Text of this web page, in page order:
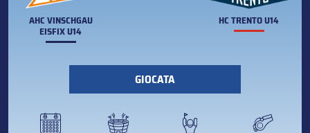
AHC VINSCHGAU
EISFIX U14
HC TRENTO U14
GIOCATA